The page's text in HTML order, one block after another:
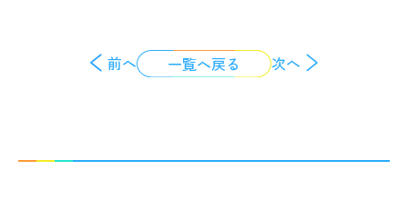
前へ 一覧へ戻る 次へ